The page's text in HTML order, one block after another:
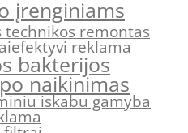
įrenginiams
technikos remontas
efektyvi reklama
bakterijos
naikinimas
iskabu gamyba